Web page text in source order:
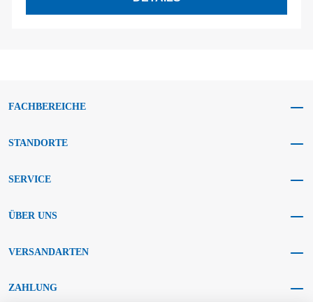
FACHBEREICHE
STANDORTE
SERVICE
ÜBER UNS
VERSANDARTEN
ZAHLUNG